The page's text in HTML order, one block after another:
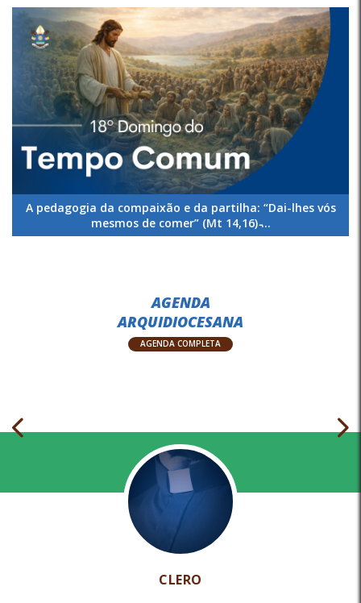
A pedagogia da compaixão e da partilha: “Dai-lhes vós
mesmos de comer” (Mt 14,16) ̵...
AGENDA
ARQUIDIOCESANA
AGENDA COMPLETA
CLERO